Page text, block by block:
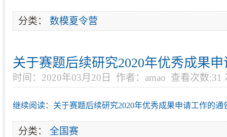
分类： 数模夏令营
关于赛题后续研究2020年优秀成果
时间：2020年03月20日 作者：amao 查看次数:31
继续阅读：关于赛题后续研究2020年优秀成果申请工作的通
分类： 全国赛